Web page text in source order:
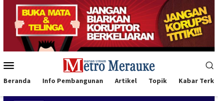
Loncat
konten
Mobile
Beranda Info Pembangunan Artikel Topik Kabar